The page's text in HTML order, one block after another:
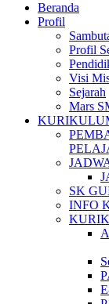
Beranda
Profil
Profil
Visi
Sejarah
Mars
SK
INFO